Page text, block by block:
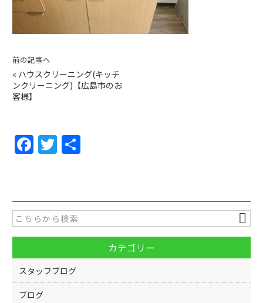
前の記事へ
« ハウスクリーニング(キッチ
ンクリーニング)【広島市のお
客様】
F
e
b
o
o
k
T
er
カテゴリー
スタッフブログ
ブログ